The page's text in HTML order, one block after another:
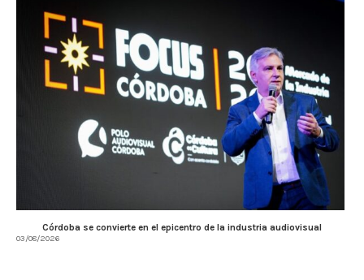
Córdoba se convierte en el epicentro de la industria audiovisual
03/08/2026